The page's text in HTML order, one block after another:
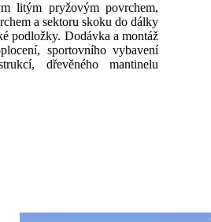
litým pryžovým povrchem,
a sektoru skoku do dálky
podložky. Dodávka a montáž
sportovního vybavení
dřevěného mantinelu